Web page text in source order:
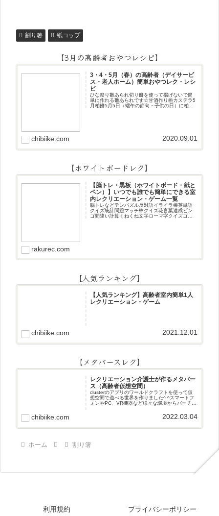
割り箸 紙コップ
【3月の高齢者おやつレシピ】
3・4・5月（春）の高齢者（デイサービ
ス・老人ホーム）簡単おやつレク・レシ
ピ
ひな祭り雛あられ切り餅を使って揚げないで簡
単に作れる雛あられです☆甘酒作り桃カステラ5
月柏餅5月5日（端午の節句・子供の日）に柏餅
chibiike.com 2020.09.01
【ホワイトボードレク】
【脳トレ・黒板（ホワイトボード・紙と
ペン）】いつでも誰でも簡単にできる室
内レクリエーション・ゲーム一覧
脳トレなどテンパズル反対語イライラ棒英単語
クイズ統計問題マッチ棒クイズ花言葉達成ビン
ゴ間違い計算くねくね文字ローマ字クイズゴロ
rakurec.com
【人気ランキング】
【人気ランキング】高齢者室内簡単1人
レクリエーション・ゲーム
chibiike.com 2021.12.01
【メタバースレク】
レクリエーション介護士が作るメタバー
ス（高齢者仮想空間）
clusterのアプリのワールドクラフトを使って仮
想空間で遊べる世界を作りました^ ^スマートフ
ォンやPC、VR機器など様々な環境からバーチャ
chibiike.com 2022.03.04
ホーム 割り箸
利用規約 プライバシーポリシー